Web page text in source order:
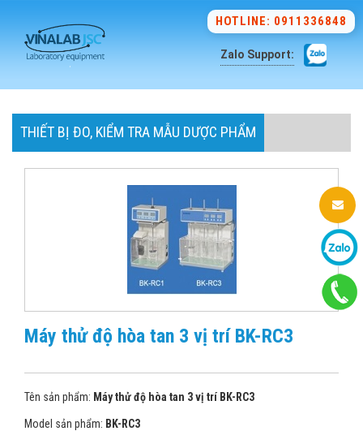
HOTLINE: 0911336848
Zalo Support:
THIẾT BỊ ĐO, KIỂM TRA MẪU DƯỢC PHẨM
Máy thử độ hòa tan 3 vị trí BK-RC3
Tên sản phẩm: Máy thử độ hòa tan 3 vị trí BK-RC3
Model sản phẩm: BK-RC3